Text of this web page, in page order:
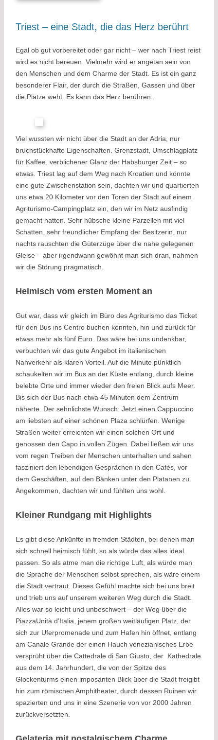
Triest – eine Stadt, die das Herz berührt
Egal ob gut vorbereitet oder gar nicht – wer nach Triest reist
wird es nicht bereuen. Vielmehr wird er angetan sein von
den Menschen und dem Charme der Stadt. Es ist ein ganz
besonderer Flair, der durch die Straßen, Gassen und über
die Plätze weht. Es kann das Herz berühren.
Viel wussten wir nicht über die Stadt an der Adria, nur
bruchstückhafte Eigenschaften. Grenzstadt, Umschlagplatz
für Kaffee, verblichener Glanz der Habsburger Zeit – so
etwas. Triest lag auf dem Weg nach Kroatien und könnte
eine gute Zwischenstation sein, dachten wir und quartierten
uns etwa 20 Kilometer vor den Toren der Stadt auf einem
Agriturismo-Campingplatz ein, den wir im Netz ausfindig
gemacht hatten. Sehr hübsche kleine Parzellen mit viel
Schatten, sehr freundlicher Empfang der Besitzerin, nur
nachts rauschten die Güterzüge über die nahe gelegenen
Gleise – aber irgendwann gewöhnt man sich dran, nahmen
wir die Störung pragmatisch.
Heimisch vom ersten Moment an
Gut war, dass wir gleich im Büro des Agriturismo das Ticket
für den Bus ins Centro buchen konnten, hin und zurück für
etwas mehr als fünf Euro. Das wäre bei uns undenkbar,
verbuchten wir das gute Angebot im italienischen
Nahverkehr als klaren Vorteil. Auf die Minute pünktlich
schaukelten wir im Bus an der Küste entlang, durch kleine
belebte Orte und immer wieder den freien Blick aufs Meer.
Bis sich der Bus nach etwa 45 Minuten dem Zentrum
näherte. Der sehnlichste Wunsch: Jetzt einen Cappuccino
am liebsten auf einer schönen Plaza schlürfen. Wenige
Straßen weiter erreichten wir einen solchen Ort und
genossen den Capo in vollen Zügen. Dabei ließen wir uns
vom regen Treiben der Menschen unterhalten und sahen
fasziniert den lebendigen Gesprächen in den Cafés, vor
dem Geschäften, auf den Bänken unter den Platanen zu.
Angekommen, dachten wir und fühlten uns wohl.
Kleiner Rundgang mit Highlights
Es gibt diese Ankünfte in fremden Städten, bei denen man
sich schnell heimisch fühlt, so als würde das alles ideal
passen. So als atme man die richtige Luft, als würde man
die Sprache der Menschen selbst sprechen, als wäre einem
die Stadt vertraut. Dieses Gefühl machte sich bei uns breit
und trieb uns auf unserem weiteren Weg durch die Stadt.
Alles war so leicht und unbeschwert – der Weg über die
PiazzaUnità d’Italia, jenem großen weitläufigen Platz, der
sich zur Uferpromenade und zum Hafen hin öffnet, entlang
am Canale Grande der einen Hauch venezianisches Erbe
versprüht über die Cattedrale di San Giusto, der Kathedrale
aus dem 14. Jahrhundert, die von der Spitze des
Glockenturms einen imposanten Blick über die Stadt freigibt
hin zum römischen Amphitheater, durch dessen Ruinen wir
spazierten und uns in eine Szenerie von vor 2000 Jahren
zurückversetzten.